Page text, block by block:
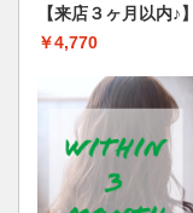
【来店３ヶ月以
￥4,770